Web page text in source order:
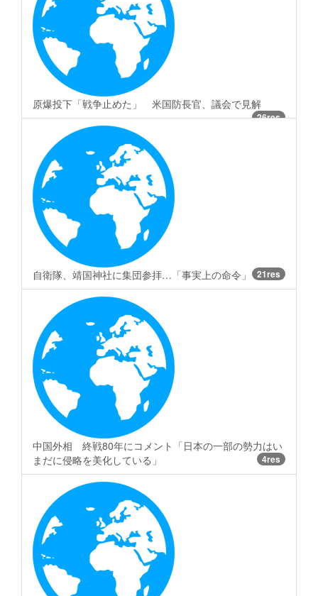
原爆投下「戦争止めた」 米国防長官、議会で見解
26res
自衛隊、靖国神社に集団参拝…「事実上の命令」 21res
中国外相 終戦80年にコメント「日本の一部の勢力はい
まだに侵略を美化している」
4res